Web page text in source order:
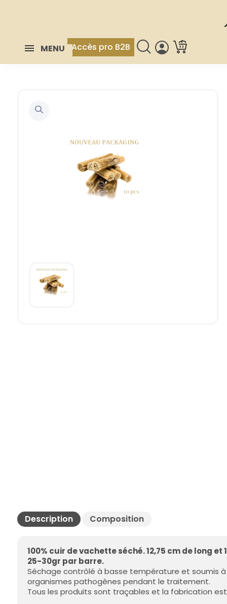
MENU Accès pro B2B
Description Composition
100% cuir de vachette séché. 12,75 cm de long et
25-30gr par barre.
Séchage contrôlé à basse température et soumis
organismes pathogènes pendant le traitement.
Tous les produits sont traçables et la fabrication